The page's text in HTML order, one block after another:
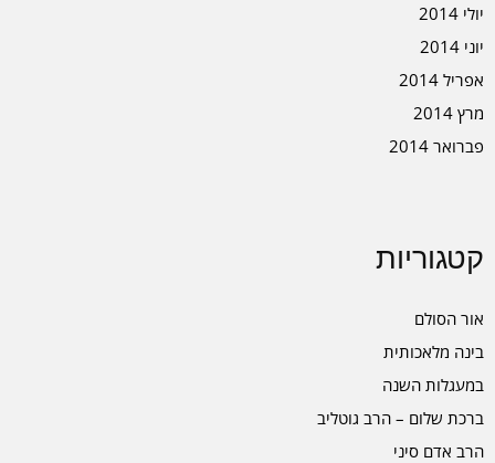
יולי 2014
יוני 2014
אפריל 2014
מרץ 2014
פברואר 2014
קטגוריות
אור הסולם
בינה מלאכותית
במעגלות השנה
ברכת שלום – הרב גוטליב
הרב אדם סיני